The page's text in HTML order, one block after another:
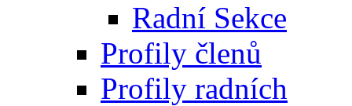
Radní Sekce
Profily členů
Profily radních